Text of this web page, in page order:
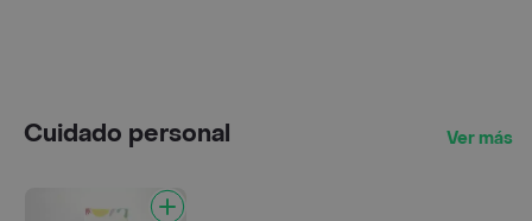
Cuidado personal Ver más